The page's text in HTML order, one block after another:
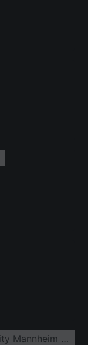
Werksgelände der Papierfabrik Essity Mannheim (ZeWa)